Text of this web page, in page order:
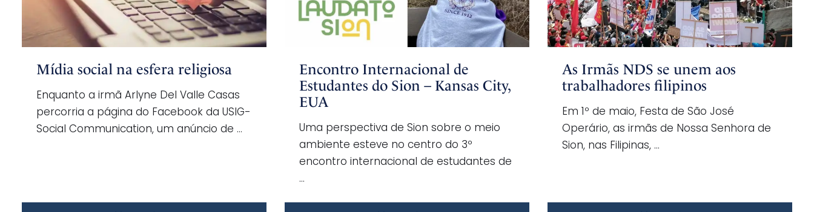
Mídia social na esfera religiosa
Enquanto a irmã Arlyne Del Valle Casas
percorria a página do Facebook da USIG-
Social Communication, um anúncio de …
Encontro Internacional de
Estudantes do Sion – Kansas City,
EUA
Uma perspectiva de Sion sobre o meio
ambiente esteve no centro do 3º
encontro internacional de estudantes de
…
As Irmãs NDS se unem aos
trabalhadores filipinos
Em 1º de maio, Festa de São José
Operário, as irmãs de Nossa Senhora de
Sion, nas Filipinas, …